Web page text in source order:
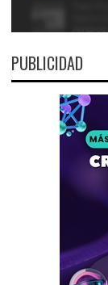
PUBLICIDAD